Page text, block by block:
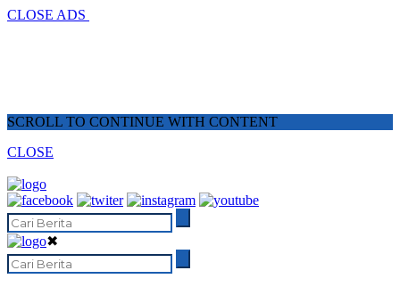
CLOSE ADS
SCROLL TO CONTINUE WITH CONTENT
CLOSE
✖